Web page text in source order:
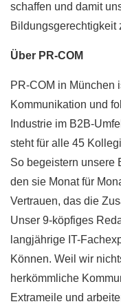
schaffen und damit
Bildungsgerechtigkeit
Über PR-COM
PR-COM in München
Kommunikation und
Industrie im B2B-
steht für alle 45
So begeistern unsere
den sie Monat für
Vertrauen, das die
Unser 9-köpfiges
langjährige IT-
Können. Weil wir
herkömmliche
Extrameile und